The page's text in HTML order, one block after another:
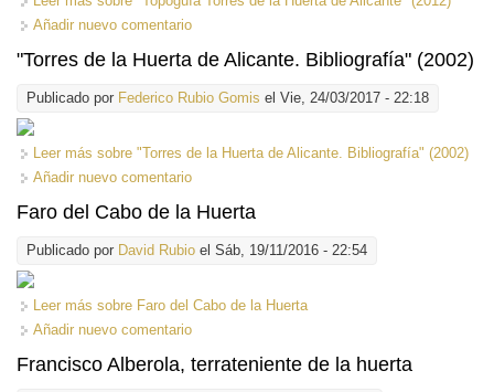
Añadir nuevo comentario
"Torres de la Huerta de Alicante. Bibliografía" (2002)
Publicado por Federico Rubio Gomis el Vie, 24/03/2017 - 22:18
Leer más sobre "Torres de la Huerta de Alicante. Bibliografía" (2002)
Añadir nuevo comentario
Faro del Cabo de la Huerta
Publicado por David Rubio el Sáb, 19/11/2016 - 22:54
Leer más sobre Faro del Cabo de la Huerta
Añadir nuevo comentario
Francisco Alberola, terrateniente de la huerta